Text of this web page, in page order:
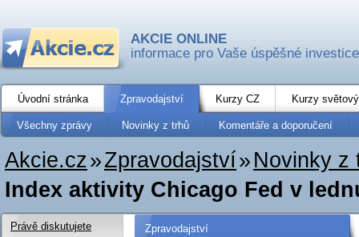
AKCIE ONLINE
informace pro Vaše úspěšné investice
Úvodní stránka Zpravodajství Kurzy CZ Kurzy
Všechny zprávy Novinky z trhů Komentáře a doporučení
Akcie.cz»Zpravodajství» Novinky z
Index aktivity Chicago Fed v
Zpravodajství
Právě diskutujete